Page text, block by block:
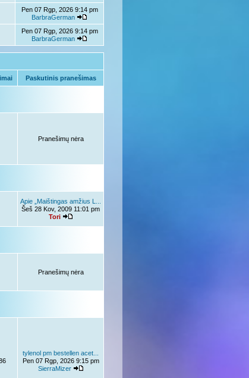
Pen 07 Rgp, 2026 9:14 pm
BarbraGerman
Pen 07 Rgp, 2026 9:14 pm
BarbraGerman
Paskutinis pranešimas
Pranešimų nėra
Apie „Maištingas amžius L...
Šeš 28 Kov, 2009 11:01 pm
Tori
Pranešimų nėra
tylenol pm bestellen acet...
Pen 07 Rgp, 2026 9:15 pm
SierraMizer